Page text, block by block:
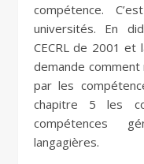
compétence.
universités. En
CECRL de 2001 et
demande
par les
chapitre 5 les
compétences
langagières.